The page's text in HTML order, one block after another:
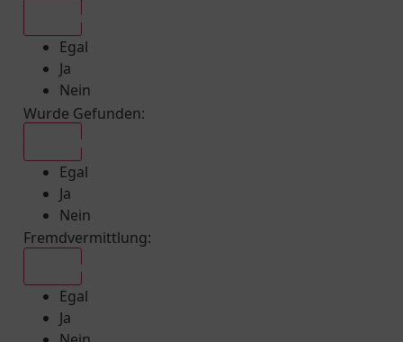
Egal
Ja
Nein
Wurde Gefunden:
Egal
Ja
Nein
Fremdvermittlung:
Egal
Ja